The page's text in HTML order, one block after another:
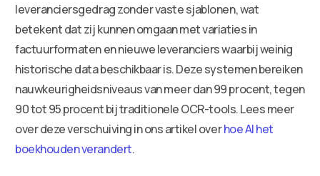
leveranciersgedrag zonder vaste sjablonen, wat
betekent dat zij kunnen omgaan met variaties in
factuurformaten en nieuwe leveranciers waarbij weinig
historische data beschikbaar is. Deze systemen bereiken
nauwkeurigheidsniveaus van meer dan 99 procent, tegen
90 tot 95 procent bij traditionele OCR-tools. Lees meer
over deze verschuiving in ons artikel overhoe AI het
boekhouden verandert.